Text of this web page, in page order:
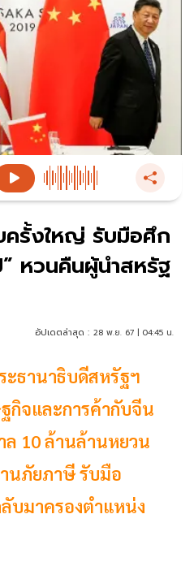
รั้งใหญ่ รับมือศึก
หวนคืนผู้นำสหรัฐ
อัปเดตล่าสุด : 28 พ.ย. 67 | 04:45 น.
ะธานาธิบดีสหรัฐฯ
กิจและการค้ากับจีน
ล 10 ล้านล้านหยวน
นภัยภาษี รับมือ
บมาครองตำแหน่ง